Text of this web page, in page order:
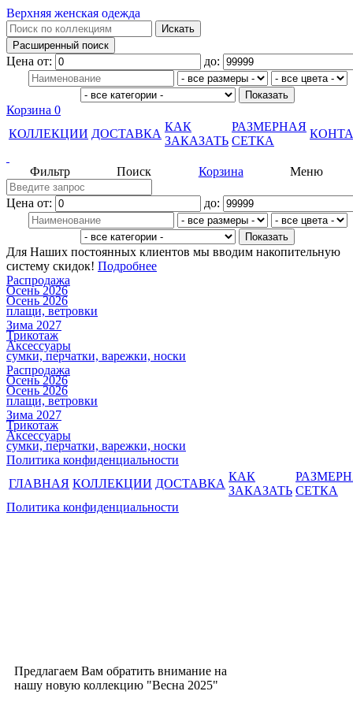
Верхняя женская одежда
Цена от: до:
Корзина 0
КОЛЛЕКЦИИ ДОСТАВКА
КАК
ЗАКАЗАТЬ
РАЗМЕРНАЯ
СЕТКА
Меню
Корзина
Поиск
Фильтр
Цена от: до:
Для Наших постоянных клиентов мы вводим накопительную
систему скидок! Подробнее
Распродажа
Осень 2026
Осень 2026
плащи, ветровки
Зима 2027
Трикотаж
Аксессуары
сумки, перчатки, варежки, носки
Распродажа
Осень 2026
Осень 2026
плащи, ветровки
Зима 2027
Трикотаж
Аксессуары
сумки, перчатки, варежки, носки
Политика конфиденциальности
ГЛАВНАЯ КОЛЛЕКЦИИ ДОСТАВКА
КАК
ЗАКАЗАТЬ СЕТКА
Политика конфиденциальности
Предлагаем Вам обратить внимание на
нашу новую коллекцию "Весна 2025"